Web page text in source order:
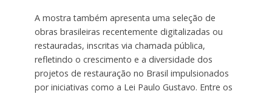
A mostra também apresenta uma seleção de
obras brasileiras recentemente digitalizadas ou
restauradas, inscritas via chamada pública,
refletindo o crescimento e a diversidade dos
projetos de restauração no Brasil impulsionados
por iniciativas como a Lei Paulo Gustavo. Entre os